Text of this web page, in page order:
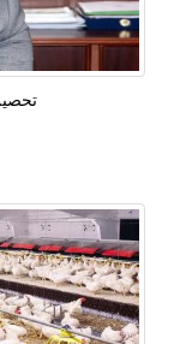
تحصين